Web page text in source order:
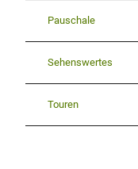
Pauschale
Sehenswertes
Touren